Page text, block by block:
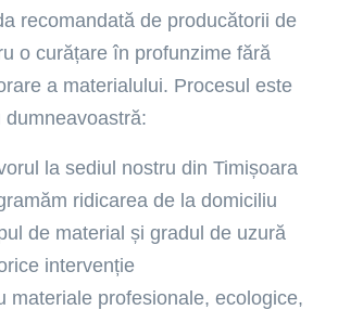
recomandată de producătorii de
o curățare în profunzime fără
a materialului. Procesul este
la sediul nostru din Timișoara
ridicarea de la domiciliu
de material și gradul de uzură
intervenție
materiale profesionale, ecologice,